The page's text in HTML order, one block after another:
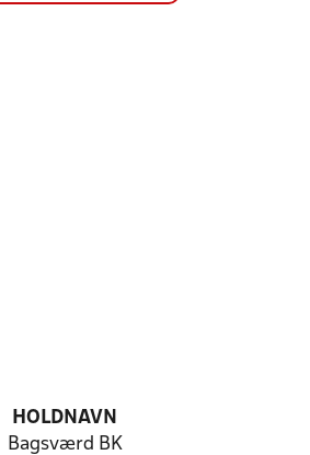
HOLDNAVN
Bagsværd BK